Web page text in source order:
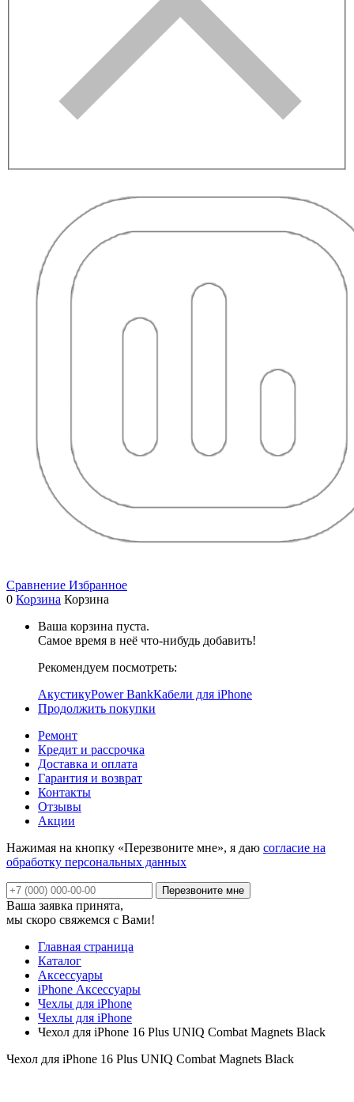
Сравнение Избранное
0 Корзина Корзина
Ваша корзина пуста.
Самое время в неё что-нибудь добавить!
Рекомендуем посмотреть:
АкустикуPower BankКабели для iPhone
Продолжить покупки
Ремонт
Кредит и рассрочка
Доставка и оплата
Гарантия и возврат
Контакты
Отзывы
Акции
Нажимая на кнопку «Перезвоните мне», я даю согласие на
обработку персональных данных
Ваша заявка принята,
мы скоро свяжемся с Вами!
Главная страница
Каталог
Аксессуары
iPhone Аксессуары
Чехлы для iPhone
Чехлы для iPhone
Чехол для iPhone 16 Plus UNIQ Combat Magnets Black
Чехол для iPhone 16 Plus UNIQ Combat Magnets Black